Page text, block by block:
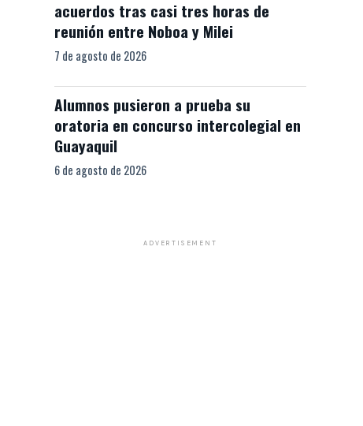
acuerdos tras casi tres horas de
reunión entre Noboa y Milei
7 de agosto de 2026
Alumnos pusieron a prueba su
oratoria en concurso intercolegial en
Guayaquil
6 de agosto de 2026
ADVERTISEMENT